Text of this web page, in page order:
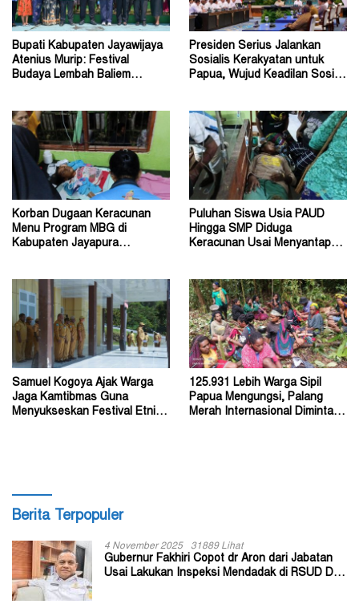
Bupati Kabupaten Jayawijaya
Atenius Murip: Festival
Budaya Lembah Baliem
Presiden Serius Jalankan
Sosialis Kerakyatan untuk
Papua, Wujud Keadilan Sosial
Korban Dugaan Keracunan
Menu Program MBG di
Kabupaten Jayapura
Puluhan Siswa Usia PAUD
Hingga SMP Diduga
Keracunan Usai Menyantap
Samuel Kogoya Ajak Warga
Jaga Kamtibmas Guna
Menyukseskan Festival Etnik
125.931 Lebih Warga Sipil
Papua Mengungsi, Palang
Merah Internasional Diminta
Berita Terpopuler
4 November 2025 31889 Lihat
Gubernur Fakhiri Copot dr Aron dari Jabatan
Usai Lakukan Inspeksi Mendadak di RSUD Dok